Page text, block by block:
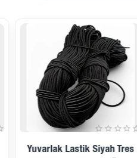
Yuvarlak Lastik Pembe Tres